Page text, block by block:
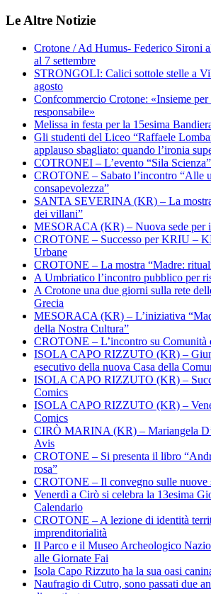
Le Altre Notizie
Crotone / Ad Humus- Federico Sironi
al 7 settembre
STRONGOLI: Calici sottole stelle a
agosto
Confcommercio Crotone: «Insieme per
responsabile»
Melissa in festa per la 15esima
Gli studenti del Liceo “Raffaele
applauso sbagliato: quando l’ironia
COTRONEI – L’evento “Sila Scienza”
CROTONE – Sabato l’incontro “Alle
consapevolezza”
SANTA SEVERINA (KR) – La
dei villani”
MESORACA (KR) – Nuova sede per
CROTONE – Successo per KRIU –
Urbane
CROTONE – La mostra “Madre:
A Umbriatico l’incontro pubblico per
A Crotone una due giorni sulla rete
Grecia
MESORACA (KR) – L’iniziativa
della Nostra Cultura”
CROTONE – L’incontro su Comunità
ISOLA CAPO RIZZUTO (KR) –
esecutivo della nuova Casa della
ISOLA CAPO RIZZUTO (KR) –
Comics
ISOLA CAPO RIZZUTO (KR) –
Comics
CIRÒ MARINA (KR) – Mariangela
Avis
CROTONE – Si presenta il libro
rosa”
CROTONE – Il convegno sulle nuove
Venerdì a Cirò si celebra la 13esima
Calendario
CROTONE – A lezione di identità
imprenditorialità
Il Parco e il Museo Archeologico
alle Giornate Fai
Isola Capo Rizzuto ha la sua oasi
Naufragio di Cutro, sono passati due